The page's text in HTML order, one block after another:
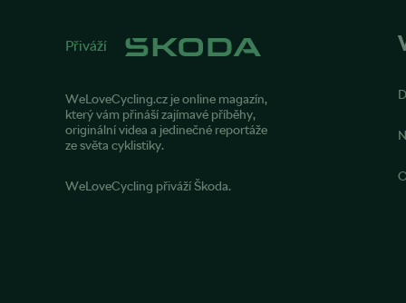
Přiváží
WeLoveCycling.cz je online magazín,
který vám přináší zajímavé příběhy,
originální videa a jedinečné reportáže
ze světa cyklistiky.
WeLoveCycling přiváží Škoda.